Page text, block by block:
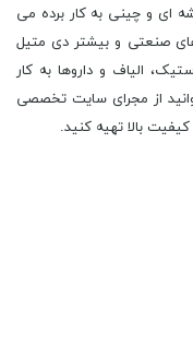
ای و چینی به کار برده می
صنعتی و بیشتر دی متیل
الیاف و داروها به کار
از مجرای سایت تخصصی
بالا تهیه کنید.